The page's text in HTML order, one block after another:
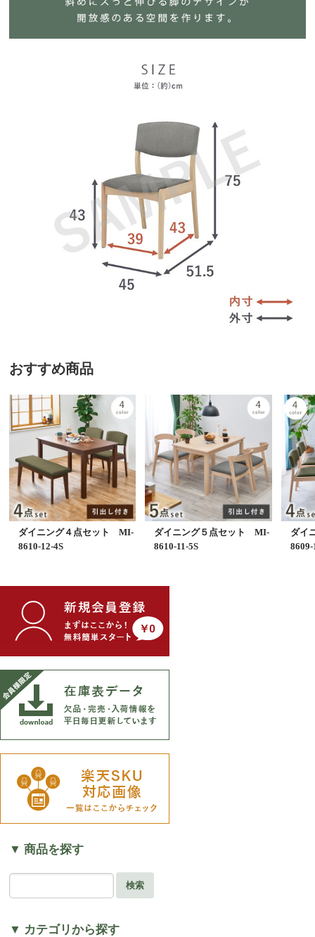
おすすめ商品
ダイニング４点セット MI-
8610-12-4S
ダイニング５点セット MI-
8610-11-5S
ダイ
8609-
▼ 商品を探す
検索
▼ カテゴリから探す